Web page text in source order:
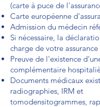
(carte à puce de
Carte européenne
Admission du médecin
Si nécessaire, la
charge de votre
Preuve de l'existence
complémentaire
Documents médicaux
radiographies, IRM et
tomodensitogrammes,